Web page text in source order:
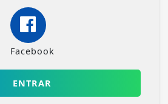
Facebook
ENTRAR